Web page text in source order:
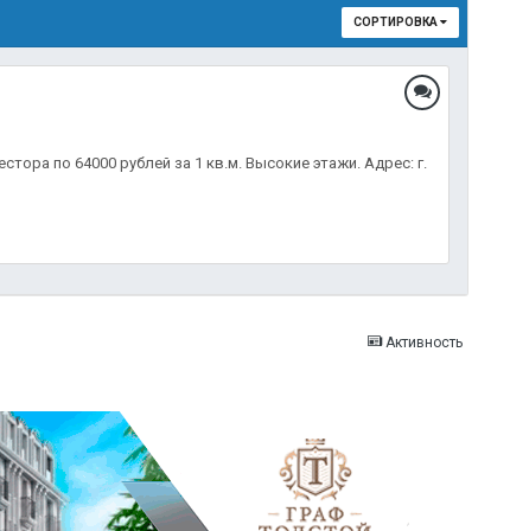
СОРТИРОВКА
по 64000 рублей за 1 кв.м. Высокие этажи. Адрес: г.
Активность